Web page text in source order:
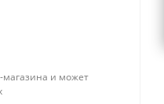
магазина и может